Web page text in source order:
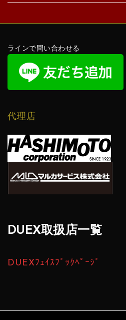
ラインで問い合わせる
代理店
DUEX取扱店一覧
DUEXﾌｪｲｽﾌﾞｯｸﾍﾟｰｼﾞ